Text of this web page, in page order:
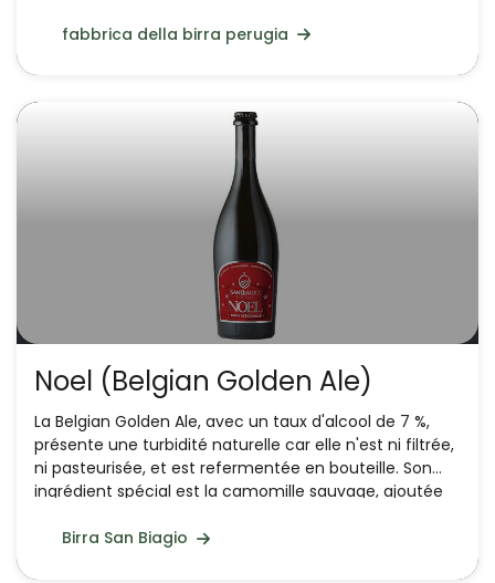
fabbrica della birra perugia
Noel (Belgian Golden Ale)
La Belgian Golden Ale, avec un taux d'alcool de 7 %,
présente une turbidité naturelle car elle n'est ni filtrée,
ni pasteurisée, et est refermentée en bouteille. Son
ingrédient spécial est la camomille sauvage, ajoutée
Umbra, le houblon, la levure et le malt d'orge.
Birra San Biagio